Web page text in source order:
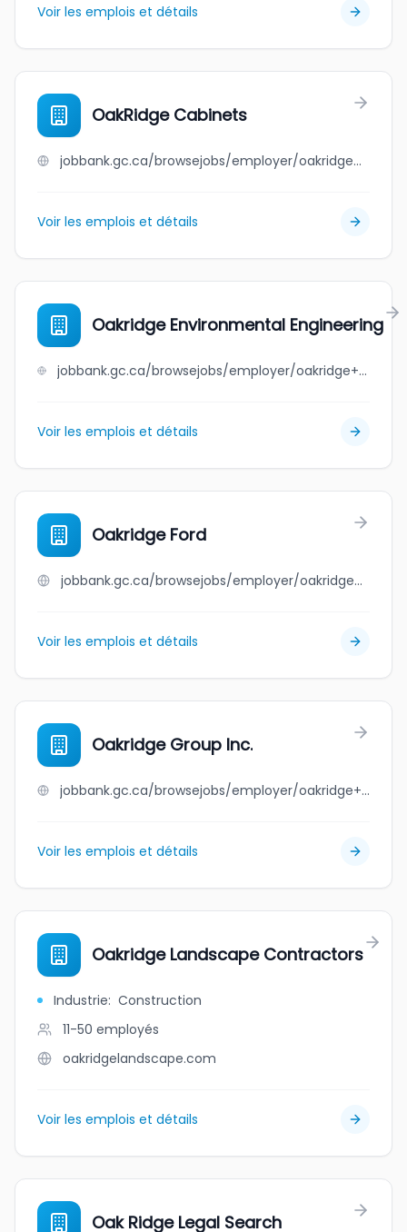
Voir les emplois et détails
OakRidge Cabinets
jobbank.gc.ca/browsejobs/employer/oakridge+cabinets/ca
Voir les emplois et détails
Oakridge Environmental Engineering
jobbank.gc.ca/browsejobs/employer/oakridge+environmental+engineering/ca
Voir les emplois et détails
Oakridge Ford
jobbank.gc.ca/browsejobs/employer/oakridge+ford/ca
Voir les emplois et détails
Oakridge Group Inc.
jobbank.gc.ca/browsejobs/employer/oakridge+group+inc./ca
Voir les emplois et détails
Oakridge Landscape Contractors
Industrie: Construction
11-50 employés
oakridgelandscape.com
Voir les emplois et détails
Oak Ridge Legal Search